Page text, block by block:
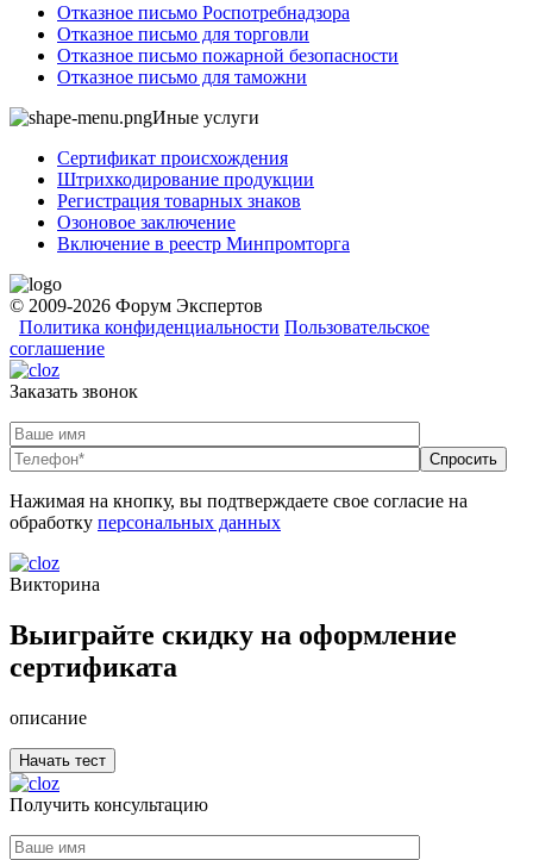
Отказное письмо Роспотребнадзора
Отказное письмо для торговли
Отказное письмо пожарной безопасности
Отказное письмо для таможни
Иные услуги
Сертификат происхождения
Штрихкодирование продукции
Регистрация товарных знаков
Озоновое заключение
Включение в реестр Минпромторга
© 2009-2026 Форум Экспертов
Политика конфиденциальности Пользовательское
соглашение
Заказать звонок
Нажимая на кнопку, вы подтверждаете свое согласие на
обработку персональных данных
Викторина
Выиграйте скидку на оформление
сертификата
описание
Получить консультацию